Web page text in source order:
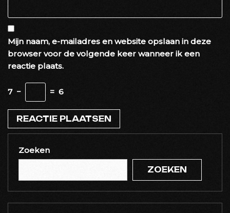
Mijn naam, e-mailadres en website opslaan in deze
browser voor de volgende keer wanneer ik een
reactie plaats.
7 − = 6
Zoeken
ZOEKEN